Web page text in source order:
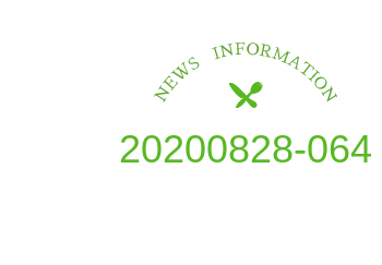
20200828-064